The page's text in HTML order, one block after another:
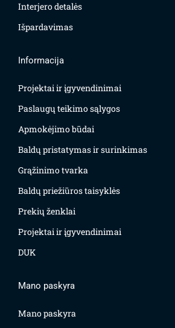
Interjero detalės
Išpardavimas
Informacija
Projektai ir įgyvendinimai
Paslaugų teikimo sąlygos
Apmokėjimo būdai
Baldų pristatymas ir surinkimas
Grąžinimo tvarka
Baldų priežiūros taisyklės
Prekių ženklai
Projektai ir įgyvendinimai
DUK
Mano paskyra
Mano paskyra